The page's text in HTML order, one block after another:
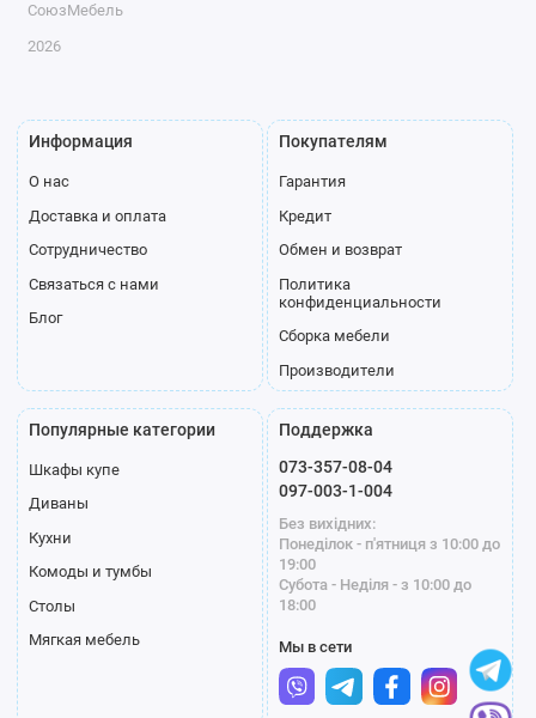
СоюзМебель
2026
Информация
О нас
Доставка и оплата
Сотрудничество
Связаться с нами
Блог
Покупателям
Гарантия
Кредит
Обмен и возврат
Политика
конфиденциальности
Сборка мебели
Производители
Популярные категории
Шкафы купе
Диваны
Кухни
Комоды и тумбы
Столы
Мягкая мебель
Поддержка
073-357-08-04
097-003-1-004
Без вихідних:
Понеділок - п'ятниця з 10:00 до
19:00
Субота - Неділя - з 10:00 до
18:00
Мы в сети